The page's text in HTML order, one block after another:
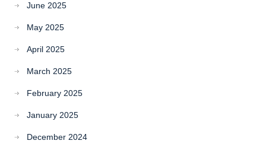
June 2025
May 2025
April 2025
March 2025
February 2025
January 2025
December 2024